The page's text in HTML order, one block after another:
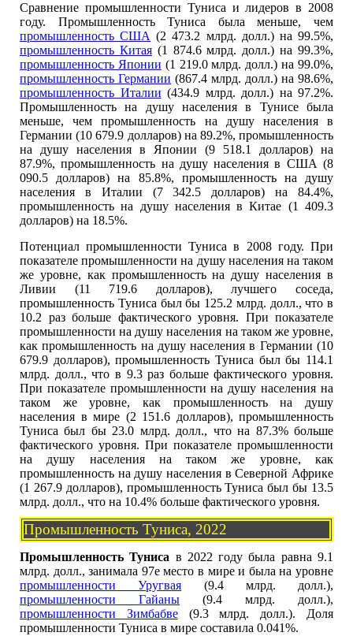
Сравнение промышленности Туниса и лидеров в 2008
году. Промышленность Туниса была меньше, чем
промышленность США (2 473.2 млрд. долл.) на 99.5%,
промышленность Китая(1 874.6 млрд. долл.) на 99.3%,
промышленность Японии (1 219.0 млрд. долл.) на 99.0%,
промышленность Германии (867.4 млрд. долл.) на 98.6%,
промышленность Италии (434.9 млрд. долл.) на 97.2%.
Промышленность на душу населения в Тунисе была
меньше, чем промышленность на душу населения в
Германии (10 679.9 долларов) на 89.2%, промышленность
на душу населения в Японии (9 518.1 долларов) на
87.9%, промышленность на душу населения в США (8
090.5 долларов) на 85.8%, промышленность на душу
населения в Италии (7 342.5 долларов) на 84.4%,
промышленность на душу населения в Китае (1 409.3
долларов) на 18.5%.
Потенциал промышленности Туниса в 2008 году. При
показателе промышленности на душу населения на таком
же уровне, как промышленность на душу населения в
Ливии (11 719.6 долларов), лучшего соседа,
промышленность Туниса был бы 125.2 млрд. долл., что в
10.2 раз больше фактического уровня. При показателе
промышленности на душу населения на таком же уровне,
как промышленность на душу населения в Германии (10
679.9 долларов), промышленность Туниса был бы 114.1
млрд. долл., что в 9.3 раз больше фактического уровня.
При показателе промышленности на душу населения на
таком же уровне, как промышленность на душу
населения в мире (2 151.6 долларов), промышленность
Туниса был бы 23.0 млрд. долл., что на 87.3% больше
фактического уровня. При показателе промышленности
на душу населения на таком же уровне, как
промышленность на душу населения в Северной Африке
(1 267.9 долларов), промышленность Туниса был бы 13.5
млрд. долл., что на 10.4% больше фактического уровня.
Промышленность Туниса, 2022
Промышленность Туниса в 2022 году была равна 9.1
млрд. долл., занимала 97е место в мире и была на уровне
промышленности Уругвая (9.4 млрд. долл.),
промышленности Гайаны (9.4 млрд. долл.),
промышленности Зимбабве(9.3 млрд. долл.). Доля
промышленности Туниса в мире составила 0.041%.